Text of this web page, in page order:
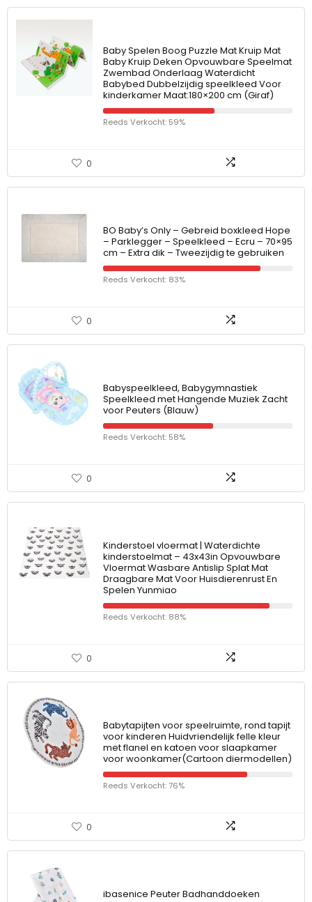
Baby Spelen Boog Puzzle Mat Kruip Mat
Baby Kruip Deken Opvouwbare Speelmat
Zwembad Onderlaag Waterdicht
Babybed Dubbelzijdig speelkleed Voor
kinderkamer Maat:180×200 cm (Giraf)
Reeds Verkocht: 59%
0
BO Baby’s Only – Gebreid boxkleed Hope
– Parklegger – Speelkleed – Ecru – 70×95
cm – Extra dik – Tweezijdig te gebruiken
Reeds Verkocht: 83%
0
Babyspeelkleed, Babygymnastiek
Speelkleed met Hangende Muziek Zacht
voor Peuters (Blauw)
Reeds Verkocht: 58%
0
Kinderstoel vloermat | Waterdichte
kinderstoelmat – 43x43in Opvouwbare
Vloermat Wasbare Antislip Splat Mat
Draagbare Mat Voor Huisdierenrust En
Spelen Yunmiao
Reeds Verkocht: 88%
0
Babytapijten voor speelruimte, rond tapijt
voor kinderen Huidvriendelijk felle kleur
met flanel en katoen voor slaapkamer
voor woonkamer(Cartoon diermodellen)
Reeds Verkocht: 76%
0
ibasenice Peuter Badhanddoeken